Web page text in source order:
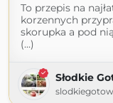
To przepis na
korzennych
skorupka a pod
(...)
Słodkie